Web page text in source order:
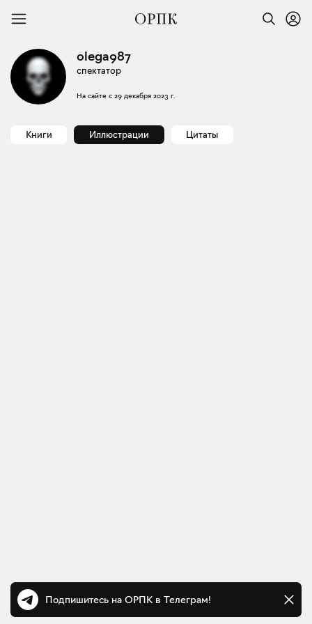
olega987
спектатор
На сайте с 29 декабря 2023 г.
Книги Иллюстрации Цитаты
Подпишитесь на ОРПК в Телеграм!